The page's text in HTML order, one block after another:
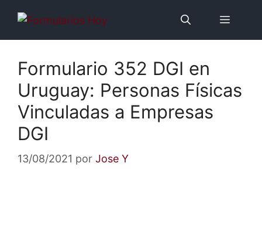
contenido
Menú
Formulario 352 DGI en
Uruguay: Personas Físicas
Vinculadas a Empresas
DGI
13/08/2021 por Jose Y